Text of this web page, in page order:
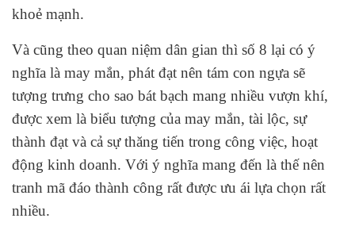
khoẻ mạnh.
Và cũng theo quan niệm dân gian thì số 8 lại có ý
nghĩa là may mắn, phát đạt nên tám con ngựa sẽ
tượng trưng cho sao bát bạch mang nhiều vượn khí,
được xem là biểu tượng của may mắn, tài lộc, sự
thành đạt và cả sự thăng tiến trong công việc, hoạt
động kinh doanh. Với ý nghĩa mang đến là thế nên
tranh mã đáo thành công rất được ưu ái lựa chọn rất
nhiều.